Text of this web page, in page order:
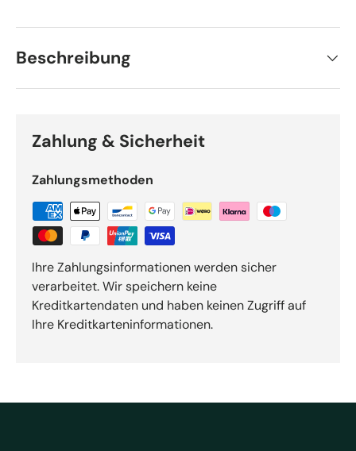
Beschreibung
Zahlung & Sicherheit
Zahlungsmethoden
Ihre Zahlungsinformationen werden sicher
verarbeitet. Wir speichern keine
Kreditkartendaten und haben keinen Zugriff auf
Ihre Kreditkarteninformationen.